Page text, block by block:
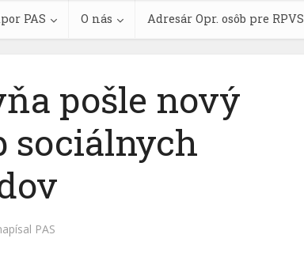
PAS O nás Adresár Opr. osôb pre RPVS
pošle nový
sociálnych
PAS